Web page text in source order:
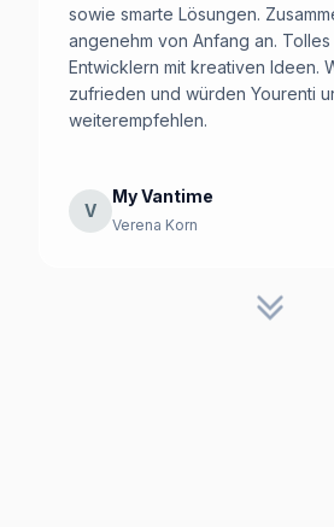
sowie smarte Lösungen.
angenehm von Anfang an.
Entwicklern mit kreativen Ideen.
zufrieden und würden Yourenti
weiterempfehlen.
V
My Vantime
Verena Korn